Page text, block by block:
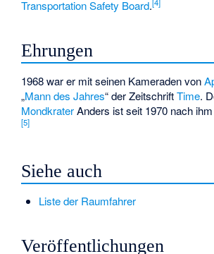
Transportation Safety Board.
Ehrungen
1968 war er mit seinen Kameraden von
„Mann des Jahres“ der ZeitschriftTime.
Mondkrater Anders ist seit 1970 nach
[5]
Siehe auch
Liste der Raumfahrer
Veröffentlichungen